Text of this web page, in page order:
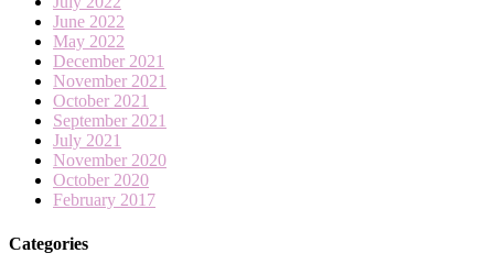
June 2022
May 2022
December 2021
November 2021
October 2021
September 2021
July 2021
November 2020
October 2020
February 2017
Categories